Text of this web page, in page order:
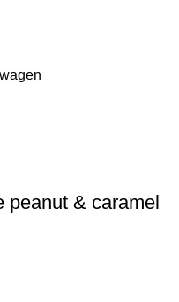
peanut & caramel